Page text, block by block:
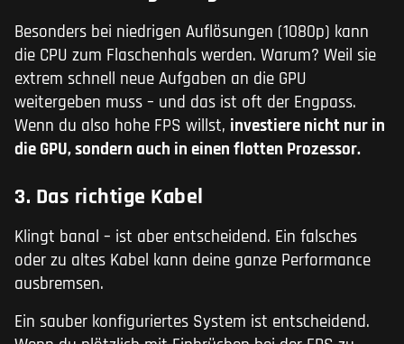
Besonders bei niedrigen Auflösungen (1080p) kann
die CPU zum Flaschenhals werden. Warum? Weil sie
extrem schnell neue Aufgaben an die GPU
weitergeben muss – und das ist oft der Engpass.
Wenn du also hohe FPS willst, investiere nicht nur in
die GPU, sondern auch in einen flotten Prozessor.
3. Das richtige Kabel
Klingt banal – ist aber entscheidend. Ein falsches
oder zu altes Kabel kann deine ganze Performance
ausbremsen.
Ein sauber konfiguriertes System ist entscheidend.